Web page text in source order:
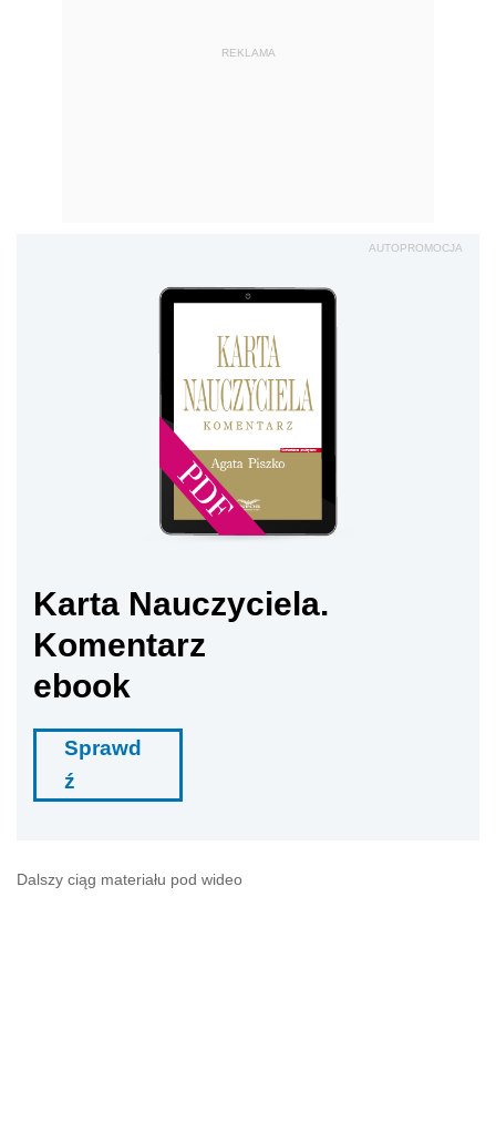
REKLAMA
AUTOPROMOCJA
Karta Nauczyciela.
Komentarz
ebook
Sprawd
ź
Dalszy ciąg materiału pod wideo